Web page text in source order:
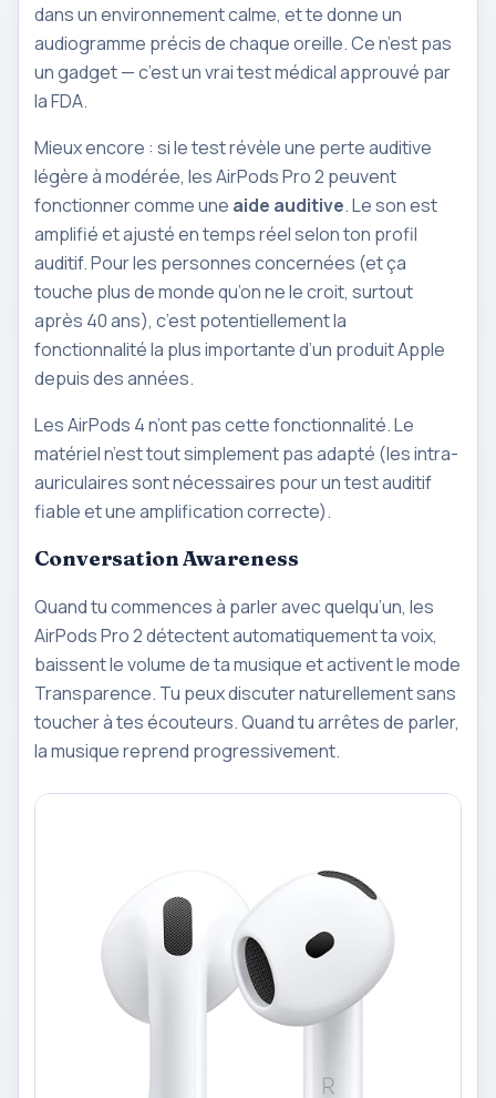
dans un environnement calme, et te donne un
audiogramme précis de chaque oreille. Ce n’est pas
un gadget — c’est un vrai test médical approuvé par
la FDA.
Mieux encore : si le test révèle une perte auditive
légère à modérée, les AirPods Pro 2 peuvent
fonctionner comme une aide auditive. Le son est
amplifié et ajusté en temps réel selon ton profil
auditif. Pour les personnes concernées (et ça
touche plus de monde qu’on ne le croit, surtout
après 40 ans), c’est potentiellement la
fonctionnalité la plus importante d’un produit Apple
depuis des années.
Les AirPods 4 n’ont pas cette fonctionnalité. Le
matériel n’est tout simplement pas adapté (les intra-
auriculaires sont nécessaires pour un test auditif
fiable et une amplification correcte).
Conversation Awareness
Quand tu commences à parler avec quelqu’un, les
AirPods Pro 2 détectent automatiquement ta voix,
baissent le volume de ta musique et activent le mode
Transparence. Tu peux discuter naturellement sans
toucher à tes écouteurs. Quand tu arrêtes de parler,
la musique reprend progressivement.